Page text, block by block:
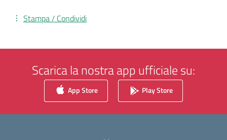
Stampa / Condividi
Scarica la nostra app ufficiale su:
App Store Play Store